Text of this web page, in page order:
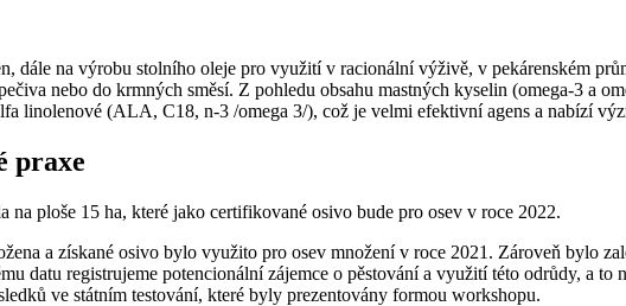
dále na výrobu stolního oleje pro využití v racionální výživě, v pekárenském
nebo do krmných směsí. Z pohledu obsahu mastných kyselin (omega-3 a
linolenové (ALA, C18, n-3 /omega 3/), což je velmi efektivní agens a nabízí
praxe
ploše 15 ha, které jako certifikované osivo bude pro osev v roce 2022.
a získané osivo bylo využito pro osev množení v roce 2021. Zároveň bylo
datu registrujeme potencionální zájemce o pěstování a využití této odrůdy, a to
ve státním testování, které byly prezentovány formou workshopu.